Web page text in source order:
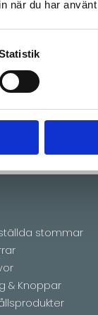
när du har
svenskt läder
patineras
stommar
& Knoppar